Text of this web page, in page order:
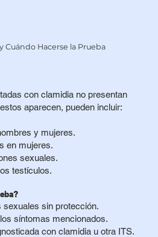
Cuándo Hacerse la Prueba
con clamidia no presentan
aparecen, pueden incluir:
y mujeres.
en mujeres.
sexuales.
testículos.
sexuales sin protección.
síntomas mencionados.
con clamidia u otra ITS.